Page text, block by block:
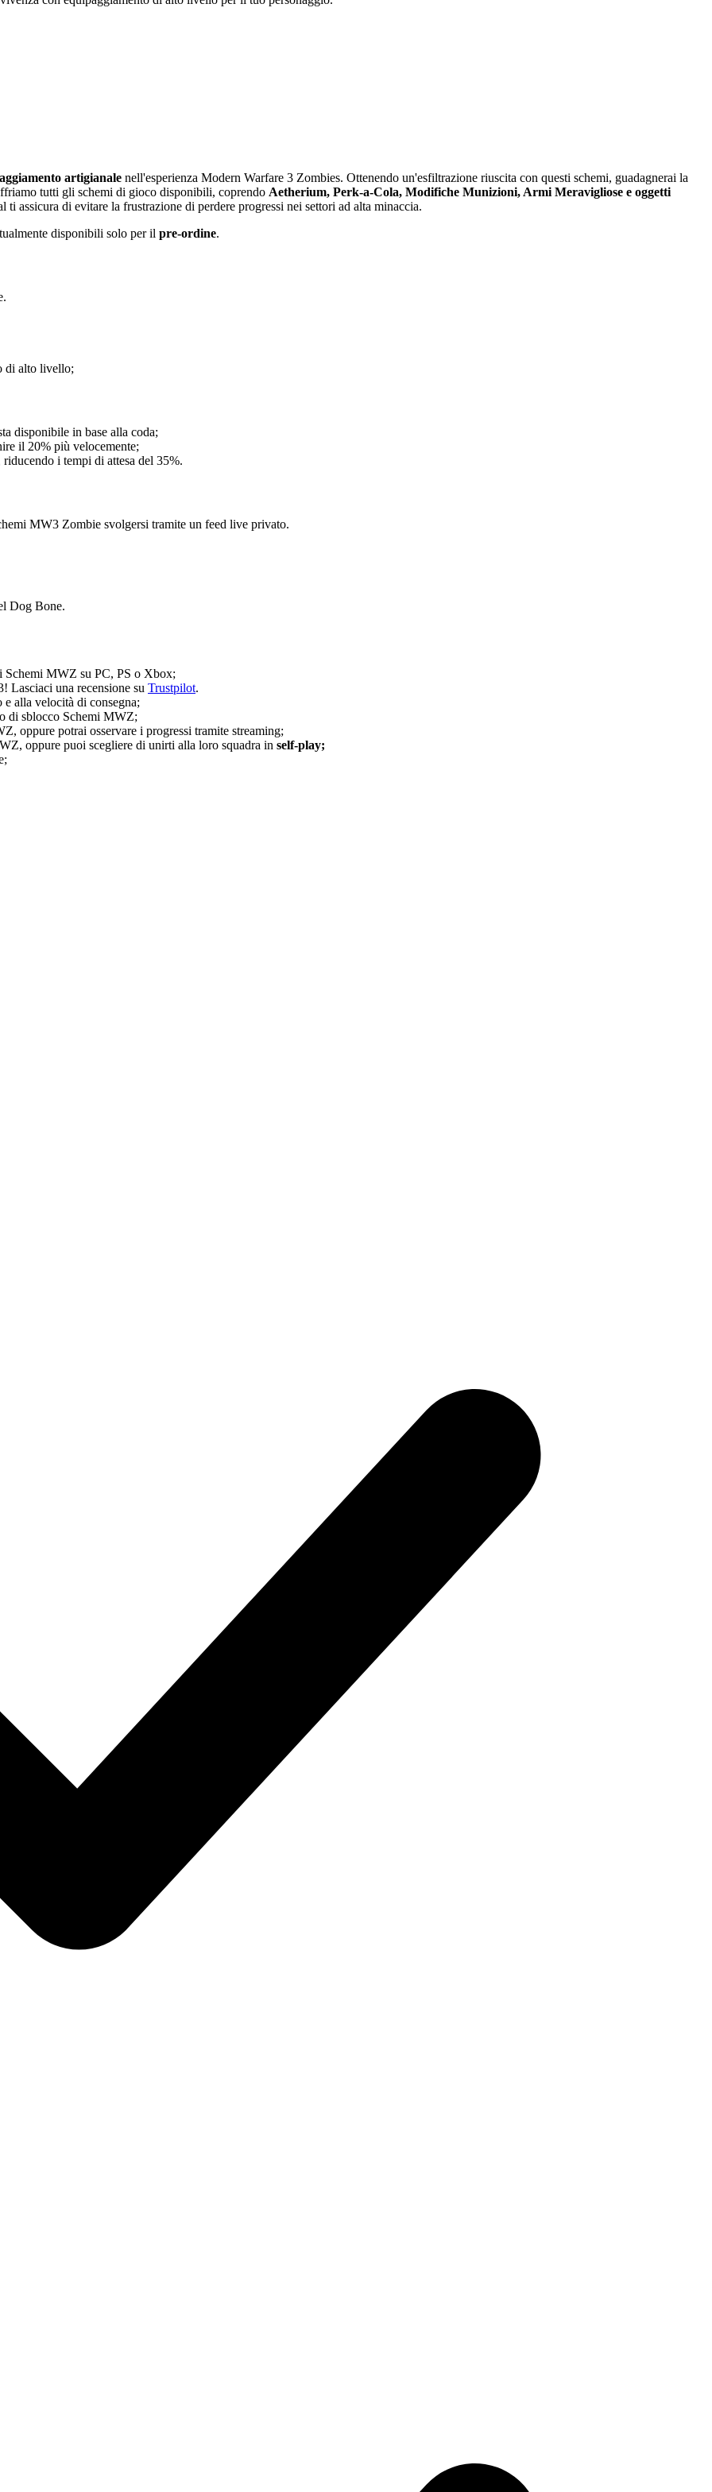
artigianale nell'esperienza Modern Warfare 3 Zombies. Ottenendo un'esfiltrazione riuscita con questi schemi, guadagnerai la
tutti gli schemi di gioco disponibili, coprendo Aetherium, Perk-a-Cola, Modifiche Munizioni, Armi Meravigliose e oggetti
assicura di evitare la frustrazione di perdere progressi nei settori ad alta minaccia.
disponibili solo per il pre-ordine.
di alto livello;
disponibile in base alla coda;
il 20% più velocemente;
i tempi di attesa del 35%.
MW3 Zombie svolgersi tramite un feed live privato.
Dog Bone.
Schemi MWZ su PC, PS o Xbox;
Lasciaci una recensione su Trustpilot.
alla velocità di consegna;
di sblocco Schemi MWZ;
oppure potrai osservare i progressi tramite streaming;
oppure puoi scegliere di unirti alla loro squadra in self-play;